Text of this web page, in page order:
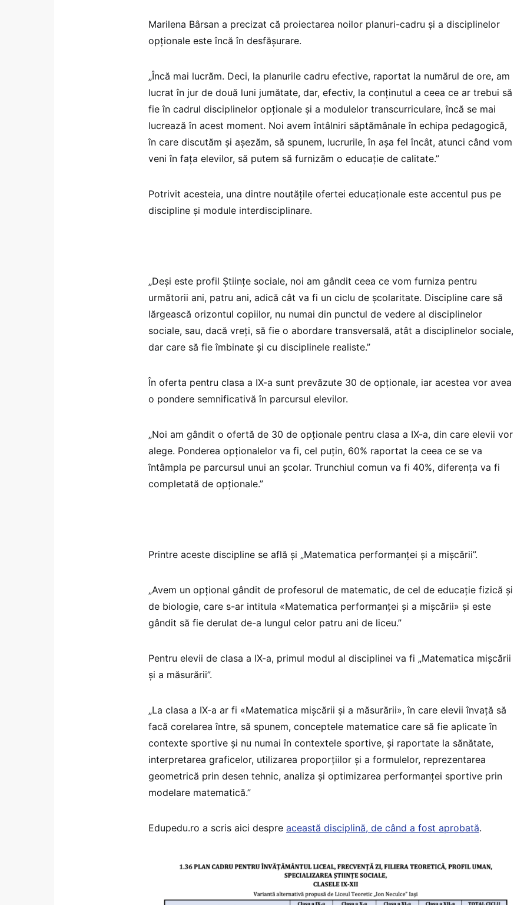
Marilena Bârsan a precizat că proiectarea noilor planuri-cadru și a disciplinelor
opționale este încă în desfășurare.
„Încă mai lucrăm. Deci, la planurile cadru efective, raportat la numărul de ore, am
lucrat în jur de două luni jumătate, dar, efectiv, la conținutul a ceea ce ar trebui să
fie în cadrul disciplinelor opționale și a modulelor transcurriculare, încă se mai
lucrează în acest moment. Noi avem întâlniri săptămânale în echipa pedagogică,
în care discutăm și așezăm, să spunem, lucrurile, în așa fel încât, atunci când vom
veni în fața elevilor, să putem să furnizăm o educație de calitate.”
Potrivit acesteia, una dintre noutățile ofertei educaționale este accentul pus pe
discipline și module interdisciplinare.
„Deși este profil Științe sociale, noi am gândit ceea ce vom furniza pentru
următorii ani, patru ani, adică cât va fi un ciclu de școlaritate. Discipline care să
lărgească orizontul copiilor, nu numai din punctul de vedere al disciplinelor
sociale, sau, dacă vreți, să fie o abordare transversală, atât a disciplinelor sociale,
dar care să fie îmbinate și cu disciplinele realiste.”
În oferta pentru clasa a IX-a sunt prevăzute 30 de opționale, iar acestea vor avea
o pondere semnificativă în parcursul elevilor.
„Noi am gândit o ofertă de 30 de opționale pentru clasa a IX-a, din care elevii vor
alege. Ponderea opționalelor va fi, cel puțin, 60% raportat la ceea ce se va
întâmpla pe parcursul unui an școlar. Trunchiul comun va fi 40%, diferența va fi
completată de opționale.”
Printre aceste discipline se află și „Matematica performanței și a mișcării”.
„Avem un opțional gândit de profesorul de matematic, de cel de educație fizică și
de biologie, care s-ar intitula «Matematica performanței și a mișcării» și este
gândit să fie derulat de-a lungul celor patru ani de liceu.”
Pentru elevii de clasa a IX-a, primul modul al disciplinei va fi „Matematica mișcării
și a măsurării”.
„La clasa a IX-a ar fi «Matematica mișcării și a măsurării», în care elevii învață să
facă corelarea între, să spunem, conceptele matematice care să fie aplicate în
contexte sportive și nu numai în contextele sportive, și raportate la sănătate,
interpretarea graficelor, utilizarea proporțiilor și a formulelor, reprezentarea
geometrică prin desen tehnic, analiza și optimizarea performanței sportive prin
modelare matematică.”
Edupedu.ro a scris aici despre această disciplină, de când a fost aprobată.